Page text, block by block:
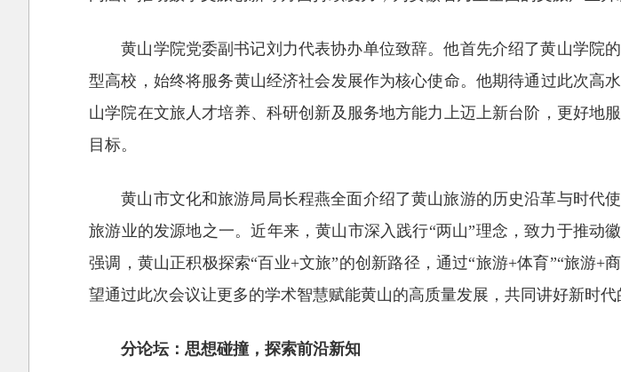
黄山学院党委副书记刘力代表协办单位致辞。他首先介绍了黄山学院
型高校，始终将服务黄山经济社会发展作为核心使命。他期待通过此次高
山学院在文旅人才培养、科研创新及服务地方能力上迈上新台阶，更好地
目标。
黄山市文化和旅游局局长程燕全面介绍了黄山旅游的历史沿革与时代
旅游业的发源地之一。近年来，黄山市深入践行“两山”理念，致力于推动
强调，黄山正积极探索“百业+文旅”的创新路径，通过“旅游+体育”“旅游
望通过此次会议让更多的学术智慧赋能黄山的高质量发展，共同讲好新时代
分论坛：思想碰撞，探索前沿新知